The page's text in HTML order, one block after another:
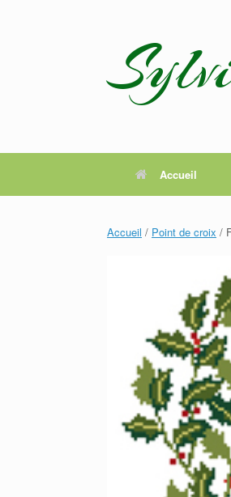
Accueil
Accueil / Point de croix /